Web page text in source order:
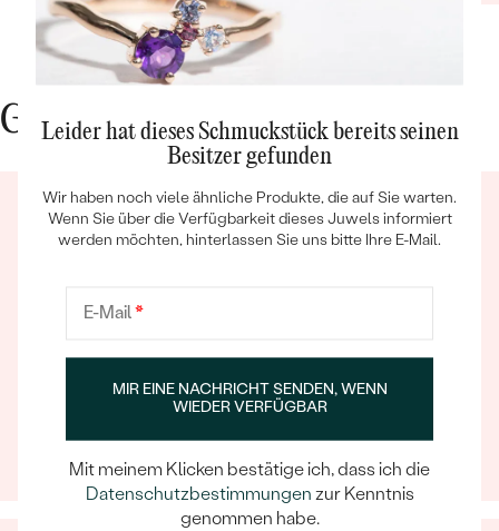
Bestseller
ANSEHEN
Gute Gründe für Eppi
Ein Eppi-sches Erlebnis
Wenn Sie online oder persönlich einkaufen, können Sie
sich darauf verlassen, dass unser Team dafür sorgt,
Leider hat dieses Schmuckstück bereits seinen
Besitzer gefunden
Wir haben noch viele ähnliche Produkte, die auf Sie warten.
Wenn Sie über die Verfügbarkeit dieses Juwels informiert
werden möchten, hinterlassen Sie uns bitte Ihre E-Mail.
E-Mail*
MIR EINE NACHRICHT SENDEN, WENN
WIEDER VERFÜGBAR
Mit meinem Klicken bestätige ich, dass ich die
Datenschutzbestimmungen zur Kenntnis
genommen habe.